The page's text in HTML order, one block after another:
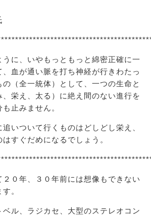
に、いやもっともっと綿密正確に一
血が通い脈を打ち神経が行きわたっ
（全一統体）として、一つの生命と
栄え、太る）に絶え間のない進行を
止みません。
いついて行くものはどしどし栄え、
すぐだめになるでしょう。
０年、３０年前には想像もできない
。
ル、ラジカセ、大型のステレオコン